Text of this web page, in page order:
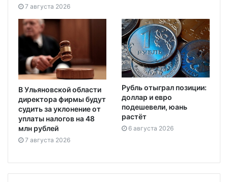
7 августа 2026
В Ульяновской области
директора фирмы будут
судить за уклонение от
уплаты налогов на 48
млн рублей
7 августа 2026
Рубль отыграл позиции:
доллар и евро
подешевели, юань
растёт
6 августа 2026